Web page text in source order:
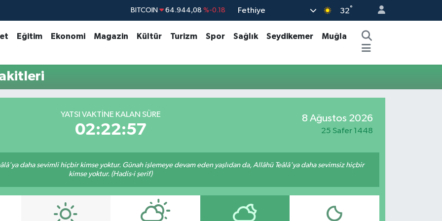
BITCOIN 64.944,08 %-0.18
STERLİN 64,4811 %0.38
BİST100 13.779 %-14
Fethiye 32°
Eğitim Ekonomi Magazin Kültür Turizm Spor Sağlık Seydikemer
Muğla
YATSI VAKTINE KALAN SÜRE
02:22:57
8 Ağustos 2026
25 Safer 1448
daha sevimli hiçbir kimse yoktur. Günah işlemeye devam eden yaşlıdan da, Allâhü Teâlâ'ya daha sevimsiz hiçbir
kimse yoktur. (Hadis-i şerif)